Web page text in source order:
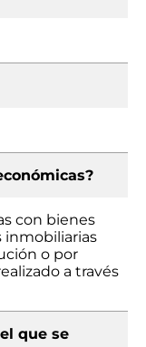
con bienes
inmobiliarias
o por
a través
que se